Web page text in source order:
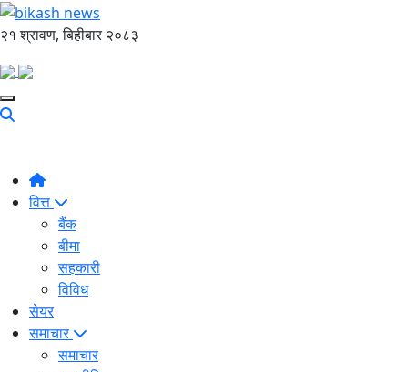
२१ श्रावण, बिहीबार २०८३
वित्त
बैंक
बीमा
सहकारी
विविध
सेयर
समाचार
समाचार